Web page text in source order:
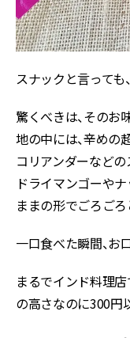
スナックと言っても
驚くべきは、そのお
地の中には、辛めの
コリアンダーなど
ドライマンゴーや
ままの形でごろごろ
一口食べた瞬間、お
まるでインド料理
の高さなのに300円